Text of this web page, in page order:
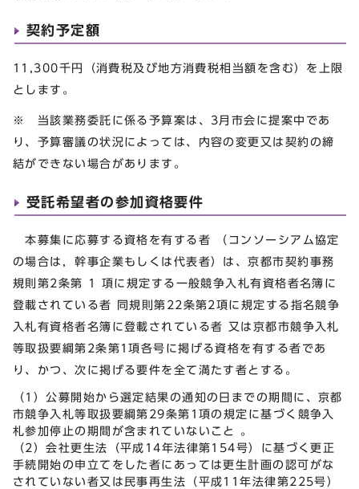
契約予定額
11,300千円（消費税及び地方消費税相当額を含む）を上限
とします。
※ 当該業務委託に係る予算案は、3月市会に提案中であ
り、予算審議の状況によっては、内容の変更又は契約の締
結ができない場合があります。
受託希望者の参加資格要件
本募集に応募する資格を有する者 （コンソーシアム協定
の場合は，幹事企業もしくは代表者）は、京都市契約事務
規則第2条第 1 項に規定する一般競争入札有資格者名簿に
登載されている者 同規則第22条第2項に規定する指名競争
入札有資格者名簿に登載されている者 又は京都市競争入札
等取扱要綱第2条第1項各号に掲げる資格を有する者であ
り、かつ、次に掲げる要件を全て満たす者とする。
（1）公募開始から選定結果の通知の日までの期間に、京都
市競争入札等取扱要綱第29条第1項の規定に基づく競争入
札参加停止の期間が含まれていないこと 。
（2）会社更生法（平成14年法律第154号）に基づく更正
手続開始の申立てをした者にあっては更生計画の認可がな
されていない者又は民事再生法（平成11年法律第225号）